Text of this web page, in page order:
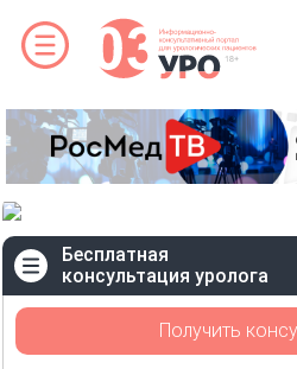
Бесплатная
консультация уролога
Получить